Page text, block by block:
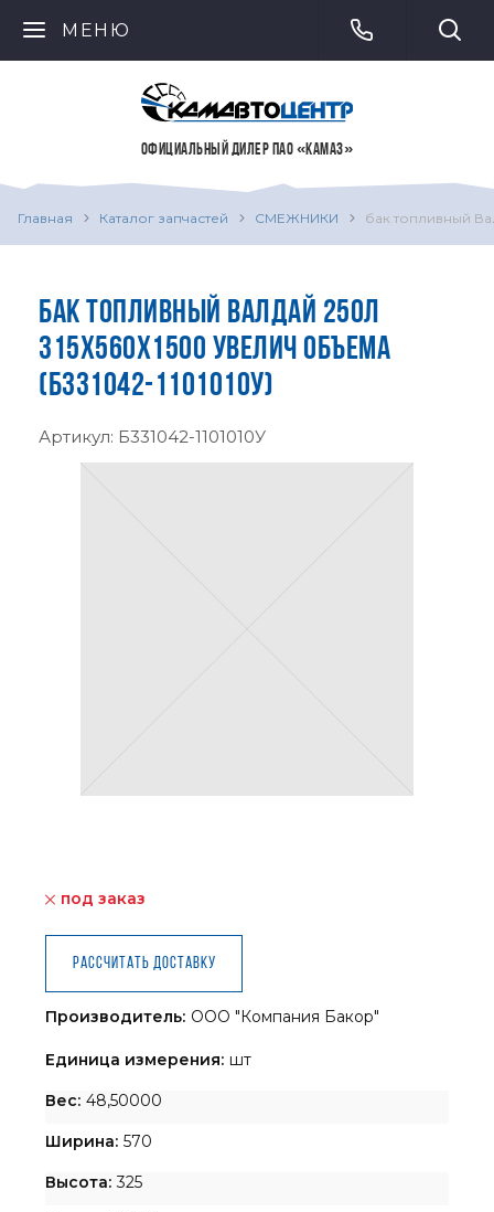
МЕНЮ
ОФИЦИАЛЬНЫЙ ДИЛЕР ПАО «КАМАЗ»
Главная Каталог запчастей СМЕЖНИКИ бак топливный
БАК ТОПЛИВНЫЙ ВАЛДАЙ 250Л
315Х560Х1500 УВЕЛИЧ ОБЪЕМА
(Б331042-1101010У)
Артикул: Б331042-1101010У
под заказ
Рассчитать доставку
Производитель: ООО "Компания Бакор"
Единица измерения: шт
Вес: 48,50000
Ширина: 570
Высота: 325